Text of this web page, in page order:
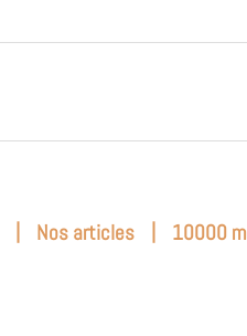
| Nos articles | 10000